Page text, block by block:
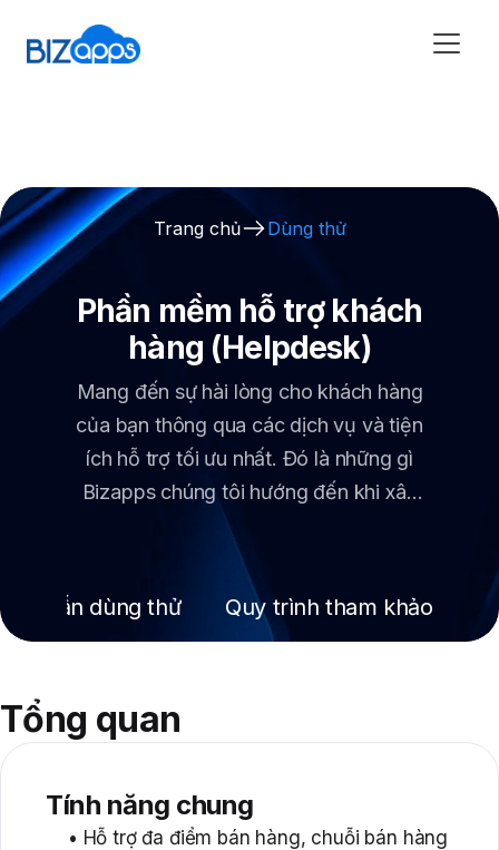
Trang chủ Dùng thử
Phần mềm hỗ trợ khách
hàng (Helpdesk)
Mang đến sự hài lòng cho khách hàng
của bạn thông qua các dịch vụ và tiện
ích hỗ trợ tối ưu nhất. Đó là những gì
Bizapps chúng tôi hướng đến khi xây
dựng Phần mềm hỗ trợ khách hàng
(helpdesk)....
dẫn dùng thử Quy trình tham khảo
Tổng quan
Tính năng chung
• Hỗ trợ đa điểm bán hàng, chuỗi bán hàng